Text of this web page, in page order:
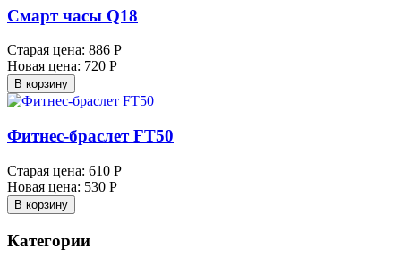
Смарт часы Q18
Старая цена: 886 Р
Новая цена: 720 Р
В корзину
Фитнес-браслет FT50
Старая цена: 610 Р
Новая цена: 530 Р
В корзину
Категории